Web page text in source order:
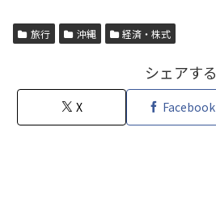
旅行 沖縄 経済・株式
シェアする
X Facebook